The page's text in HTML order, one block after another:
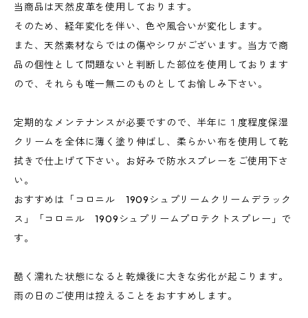
当商品は天然皮革を使用しております。
そのため、経年変化を伴い、色や風合いが変化します。
また、天然素材ならではの傷やシワがございます。当方で商
品の個性として問題ないと判断した部位を使用しております
ので、それらも唯一無二のものとしてお愉しみ下さい。
定期的なメンテナンスが必要ですので、半年に１度程度保湿
クリームを全体に薄く塗り伸ばし、柔らかい布を使用して乾
拭きで仕上げて下さい。お好みで防水スプレーをご使用下さ
い。
おすすめは「コロニル 1909シュプリームクリームデラック
ス」「コロニル 1909シュプリームプロテクトスプレー」で
す。
酷く濡れた状態になると乾燥後に大きな劣化が起こります。
雨の日のご使用は控えることをおすすめします。